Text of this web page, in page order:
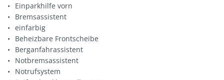
Einparkhilfe vorn
Bremsassistent
einfarbig
Beheizbare Frontscheibe
Berganfahrassistent
Notbremsassistent
Notrufsystem